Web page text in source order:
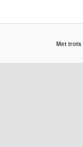
Met trots